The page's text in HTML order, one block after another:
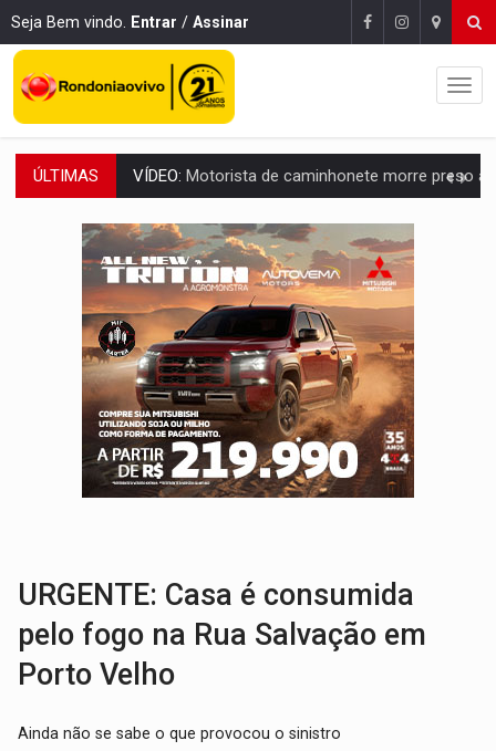
Seja Bem vindo. Entrar / Assinar
ÚLTIMAS LAZER:Seis lugares gratuitos para aproveitar o fim de semana
VÍDEO:FTICCO e Força Tática prendem membro do CV com arma e drogas
INCLUSÃO:Prefeitura fortalece parceria com a APAE para ampliar ações
DEFESA:Exército testa inovações no combate a drones durante
TEMAS SOCIOAMBIENTAIS:Em Itapuã do Oeste, CINEMAZÔNIA leva cinema
PREVISÃO:Interior de Rondônia terá sábado (8) de calor intenso
INFRAESTRUTURA:Após quase 30 anos de espera, asfalto chega ao
A ILHA:Coreografia de Rondônia estreia na programação do Festival de
URGENTE: Casa é consumida
pelo fogo na Rua Salvação em
Porto Velho
Ainda não se sabe o que provocou o sinistro